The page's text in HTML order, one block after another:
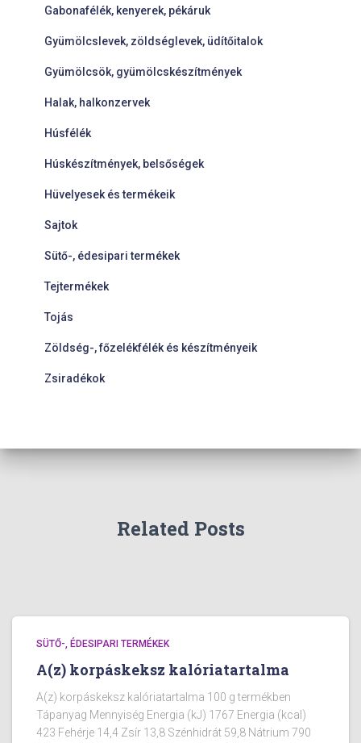
Gabonafélék, kenyerek, pékáruk
Gyümölcslevek, zöldséglevek, üdítőitalok
Gyümölcsök, gyümölcskészítmények
Halak, halkonzervek
Húsfélék
Húskészítmények, belsőségek
Hüvelyesek és termékeik
Sajtok
Sütő-, édesipari termékek
Tejtermékek
Tojás
Zöldség-, főzelékfélék és készítményeik
Zsiradékok
Related Posts
SÜTŐ-, ÉDESIPARI TERMÉKEK
A(z) korpáskeksz kalóriatartalma
A(z) korpáskeksz kalóriatartalma 100 g termékben
Tápanyag Mennyiség Energia (kJ) 1767 Energia (kcal)
423 Fehérje 14,4 Zsír 13,8 Szénhidrát 59,8 Nátrium 790